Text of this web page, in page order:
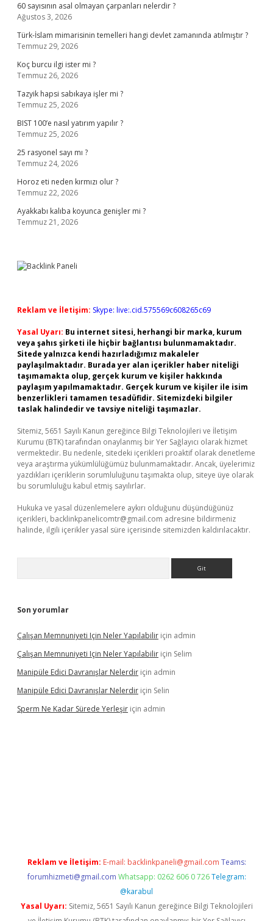
Nedir
60 sayısının asal olmayan çarpanları nelerdir ?
Ağustos 3, 2026
Türk-İslam mimarisinin temelleri hangi devlet zamanında atılmıştır ?
Temmuz 29, 2026
Koç burcu ilgi ister mi ?
Temmuz 26, 2026
Tazyik hapsi sabıkaya işler mi ?
Temmuz 25, 2026
BIST 100’e nasıl yatırım yapılır ?
Temmuz 25, 2026
25 rasyonel sayı mı ?
Temmuz 24, 2026
Horoz eti neden kırmızı olur ?
Temmuz 22, 2026
Ayakkabı kalıba koyunca genişler mi ?
Temmuz 21, 2026
Reklam ve İletişim: Skype: live:.cid.575569c608265c69
Yasal Uyarı: Bu internet sitesi, herhangi bir marka, kurum
veya şahıs şirketi ile hiçbir bağlantısı bulunmamaktadır.
Sitede yalnızca kendi hazırladığımız makaleler
paylaşılmaktadır. Burada yer alan içerikler haber niteliği
taşımamakta olup, gerçek kurum ve kişiler hakkında
paylaşım yapılmamaktadır. Gerçek kurum ve kişiler ile isim
benzerlikleri tamamen tesadüfidir. Sitemizdeki bilgiler
taslak halindedir ve tavsiye niteliği taşımazlar.
Sitemiz, 5651 Sayılı Kanun gereğince Bilgi Teknolojileri ve İletişim
Kurumu (BTK) tarafından onaylanmış bir Yer Sağlayıcı olarak hizmet
vermektedir. Bu nedenle, sitedeki içerikleri proaktif olarak denetleme
veya araştırma yükümlülüğümüz bulunmamaktadır. Ancak, üyelerimiz
yazdıkları içeriklerin sorumluluğunu taşımakta olup, siteye üye olarak
bu sorumluluğu kabul etmiş sayılırlar.
Hukuka ve yasal düzenlemelere aykırı olduğunu düşündüğünüz
içerikleri, backlinkpanelicomtr@gmail.com adresine bildirmeniz
halinde, ilgili içerikler yasal süre içerisinde sitemizden kaldırılacaktır.
Son yorumlar
Çalışan Memnuniyeti Için Neler Yapılabilir için admin
Çalışan Memnuniyeti Için Neler Yapılabilir için Selim
Manipüle Edici Davranışlar Nelerdir için admin
Manipüle Edici Davranışlar Nelerdir için Selin
Sperm Ne Kadar Sürede Yerleşir için admin
Reklam ve İletişim: E-mail: backlinkpaneli@gmail.com Teams:
forumhizmeti@gmail.com Whatsapp: 0262 606 0 726 Telegram:
@karabul
Yasal Uyarı: Sitemiz, 5651 Sayılı Kanun gereğince Bilgi Teknolojileri